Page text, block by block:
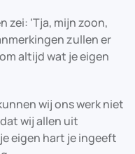
‘Tja, mijn zoon,
zullen er
altijd wat je eigen
wij ons werk niet
wij allen uit
je eigen hart je ingeeft